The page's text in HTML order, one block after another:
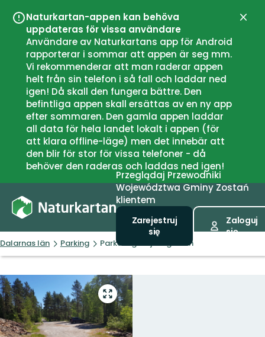
Naturkartan-appen kan behöva
uppdateras för vissa användare
Användare av Naturkartans app för Android
rapporterar i sommar att appen är seg mm.
Vi rekommenderar att man raderar appen
helt från sin telefon i så fall och laddar ned
igen! Då skall den fungera bättre. Den
befintliga appen skall ersättas av en ny app
efter sommaren. Den gamla appen laddar
all data för hela landet lokalt i appen (för
att klara offline-läge) men det innebär att
den blir för stor för vissa telefoner - då
behöver den raderas och laddas ned igen!
Przeglądaj Przewodniki
Województwa Gminy Zostań
klientem
Zarejestruj
się
Zaloguj
się
Dalarnas län Parking Parkering Urfjällsgruvan
Przejdź
do
trybu
pełnoekranowego